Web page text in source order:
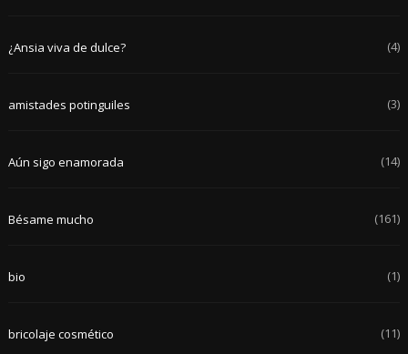
¿Ansia viva de dulce? (4)
amistades potinguiles (3)
Aún sigo enamorada (14)
Bésame mucho (161)
bio (1)
bricolaje cosmético (11)